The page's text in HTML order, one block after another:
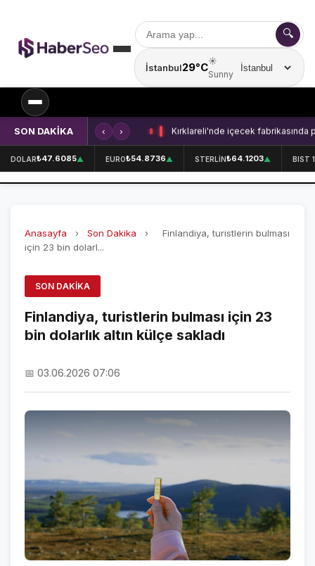
🔍
İstanbul29°C☀️
Sunny
Şehir seçin
SPOR
SPOR HABERLERİ
FENERBAHÇE
ÖZEL SAYFALAR
NAMAZ VAKİTLERİ
KRİPTO PARALAR
SON DAKİKA
SON DAKİKA HABERLERİ
VİDEO GALERİ
SON DAKİKA ‹ › Kırklareli'nde içecek fabrikasında
DOLAR₺47.6085▲ EURO₺54.8736▲ STERLİN₺64.1203▲ BIST
Anasayfa › Son Dakika ›
Finlandiya, turistlerin bulması
için 23 bin dolarl...
SON DAKIKA
Finlandiya, turistlerin bulması için 23
bin dolarlık altın külçe sakladı
📅 03.06.2026 07:06